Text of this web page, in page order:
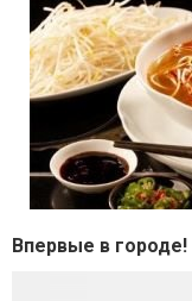
Впервые в городе!